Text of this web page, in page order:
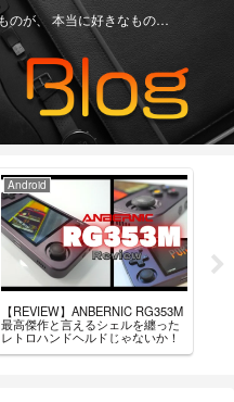
のが、 本当に好きなもの…
Android
【REVIEW】ANBERNIC RG353M
最高傑作と言えるシェルを纏った
レトロハンドヘルドじゃないか！